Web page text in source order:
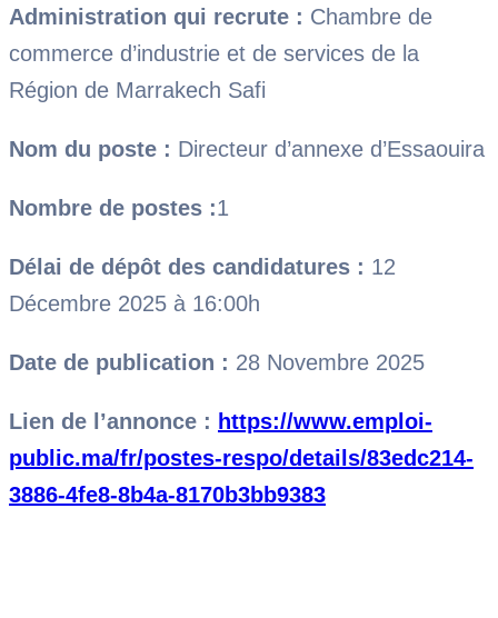
Administration qui recrute : Chambre de
commerce d’industrie et de services de la
Région de Marrakech Safi
Nom du poste : Directeur d’annexe d’Essaouira
Nombre de postes :1
Délai de dépôt des candidatures : 12
Décembre 2025 à 16:00h
Date de publication : 28 Novembre 2025
Lien de l’annonce : https://www.emploi-
public.ma/fr/postes-respo/details/83edc214-
3886-4fe8-8b4a-8170b3bb9383